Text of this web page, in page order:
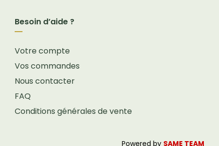
Besoin d’aide ?
Votre compte
Vos commandes
Nous contacter
FAQ
Conditions générales de vente
Powered by SAME TEAM